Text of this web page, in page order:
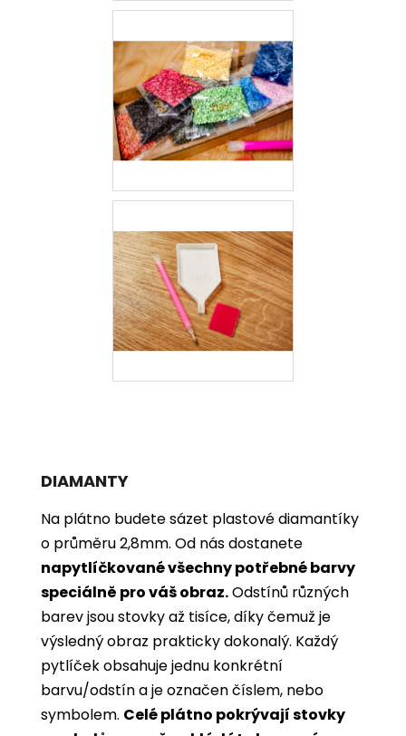
DIAMANTY
Na plátno budete sázet plastové diamantíky
o průměru 2,8mm. Od nás dostanete
napytlíčkované všechny potřebné barvy
speciálně pro váš obraz.Odstínů různých
barev jsou stovky až tisíce, díky čemuž je
výsledný obraz prakticky dokonalý. Každý
pytlíček obsahuje jednu konkrétní
barvu/odstín a je označen číslem, nebo
symbolem. Celé plátno pokrývají stovky